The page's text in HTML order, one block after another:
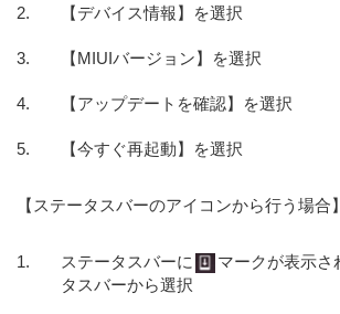
【デバイス情報】を選択
【MIUIバージョン】を選択
【アップデートを確認】を選択
【今すぐ再起動】を選択
【ステータスバーのアイコンから行う場合】
ステータスバーに
マークが表示さ
タスバーから選択